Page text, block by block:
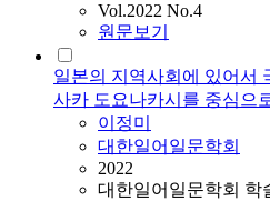
Vol.2022 No.4
원문보기
일본의 지역사회에 있어서
사카 도요나카시를 중심으
이정미
대한일어일문학회
2022
대한일어일문학회 학